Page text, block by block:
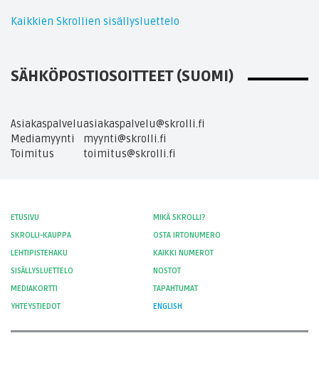
Kaikkien Skrollien sisällysluettelo
SÄHKÖPOSTIOSOITTEET (SUOMI)
Asiakaspalveluasiakaspalvelu@skrolli.fi
Mediamyynti
myynti@skrolli.fi
Toimitus
toimitus@skrolli.fi
ETUSIVU
MIKÄ SKROLLI?
SKROLLI-KAUPPA
OSTA IRTONUMERO
LEHTIPISTEHAKU
KAIKKI NUMEROT
SISÄLLYSLUETTELO
NOSTOT
MEDIAKORTTI
TAPAHTUMAT
YHTEYSTIEDOT
ENGLISH